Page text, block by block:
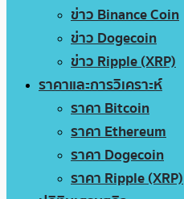
ข่าว Binance Coin
ข่าว Dogecoin
ข่าว Ripple (XRP)
ราคาและการวิเคราะห์
ราคา Bitcoin
ราคา Ethereum
ราคา Dogecoin
ราคา Ripple (XRP)